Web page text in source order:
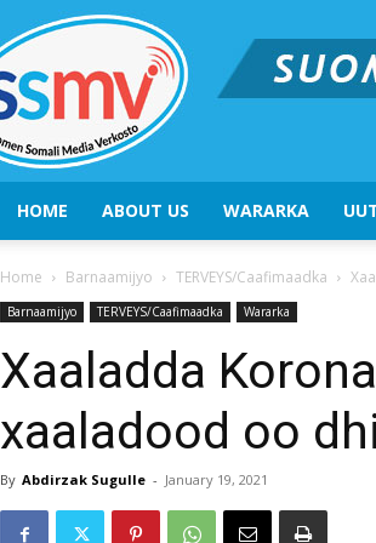
HOME ABOUT US WARARKA
Home Barnaamijyo TERVEYS/Caafimaadka
Barnaamijyo TERVEYS/Caafimaadka Wararka
Xaaladda
xaaladood oo
By Abdirzak Sugulle - January 19, 2021